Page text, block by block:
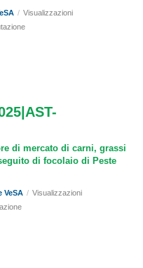
/ Visualizzazioni
di mercato di carni, grassi
di focolaio di Peste
VeSA / Visualizzazioni